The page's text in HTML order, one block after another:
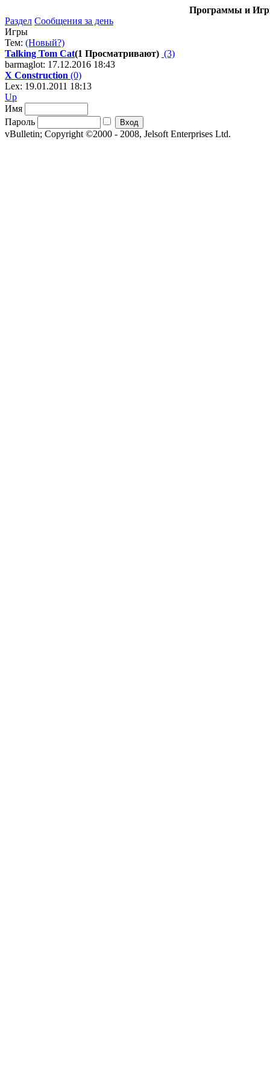
Программы и
Раздел Сообщения за день
Игры
Тем: (Новый?)
Talking Tom Cat(1 Просматривают) (3)
barmaglot: 17.12.2016 18:43
X Construction (0)
Lex: 19.01.2011 18:13
Up
Имя
Пароль
vBulletin; Copyright ©2000 - 2008, Jelsoft Enterprises Ltd.